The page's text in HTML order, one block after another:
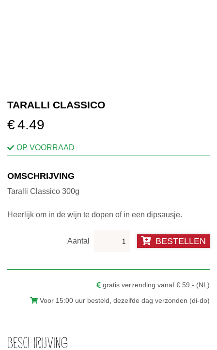
TARALLI CLASSICO
€4.49
OP VOORRAAD
OMSCHRIJVING
Taralli Classico 300g
Heerlijk om in de wijn te dopen of in een dipsausje.
aantal
BESTELLEN
gratis verzending vanaf € 59,- (NL)
Voor 15:00 uur besteld, dezelfde dag verzonden (di-do)
Beschrijving